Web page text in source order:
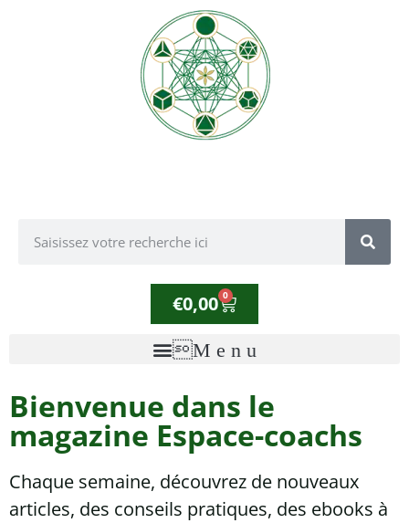
€0,00 0
Bienvenue dans le
magazine Espace-coachs
Chaque semaine, découvrez de nouveaux
articles, des conseils pratiques, des ebooks à